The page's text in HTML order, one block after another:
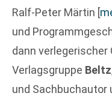
Ralf-Peter Märtin [
und
dann
Verlagsgruppe Beltz
und Sachbuchautor